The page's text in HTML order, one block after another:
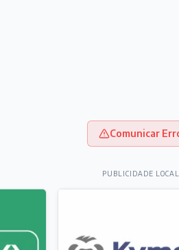
Comunicar
PUBLICIDADE LOCAL